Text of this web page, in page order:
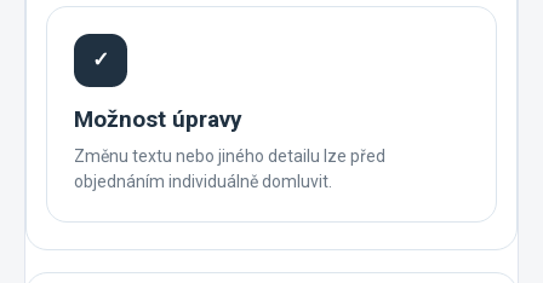
✓
Možnost úpravy
Změnu textu nebo jiného detailu lze před
objednáním individuálně domluvit.